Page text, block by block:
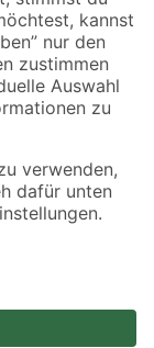
sind unter
beziehen
hier